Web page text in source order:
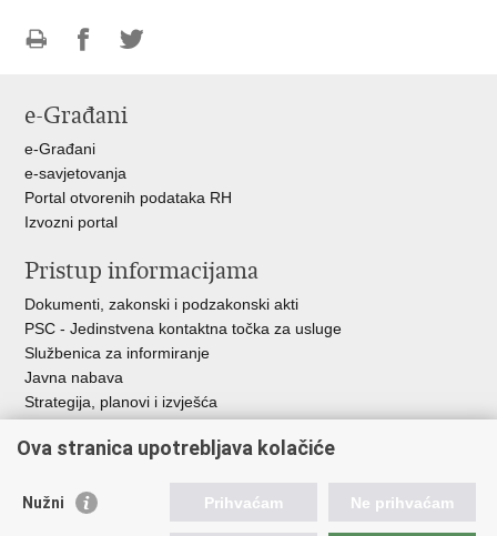
FacebookuTwitteru
e-Građani
e-Građani
e-savjetovanja
Portal otvorenih podataka RH
Izvozni portal
Pristup informacijama
Dokumenti, zakonski i podzakonski akti
PSC - Jedinstvena kontaktna točka za usluge
Službenica za informiranje
Javna nabava
Strategija, planovi i izvješća
Korisne poveznice
Ova stranica upotrebljava kolačiće
Nužni Prihvaćam Ne prihvaćam